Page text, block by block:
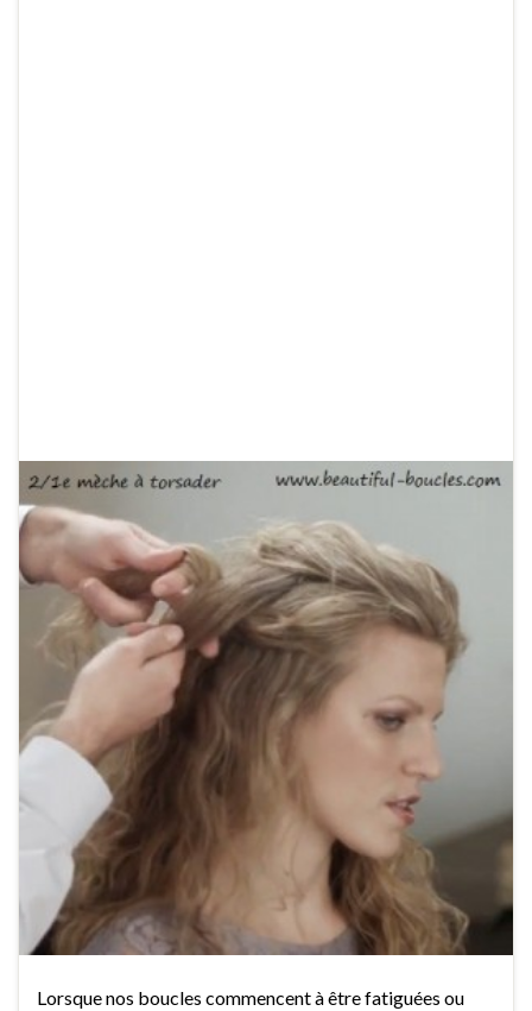
Lorsque nos boucles commencent à être fatiguées ou